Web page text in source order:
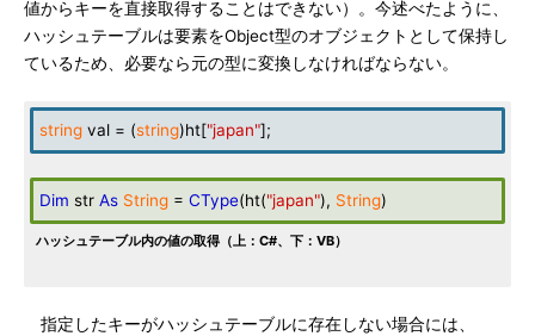
値からキーを直接取得することはできない）。今述べたように、
ハッシュテーブルは要素をObject型のオブジェクトとして保持し
ているため、必要なら元の型に変換しなければならない。
string val = (string)ht["japan"];
Dim str As String = CType(ht("japan"), String)
ハッシュテーブル内の値の取得（上：C#、下：VB）
指定したキーがハッシュテーブルに存在しない場合には、